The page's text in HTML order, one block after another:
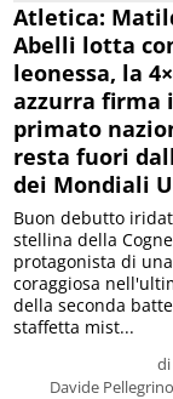
Atletica:
Abelli lotta
leonessa, la
azzurra firma
primato
resta fuori
dei Mondiali
di
Davide Pellegrino
Buon debutto
stellina della
protagonista di
coraggiosa
della seconda
staffetta mist...